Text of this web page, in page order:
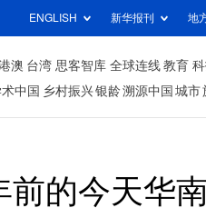
ENGLISH 新华报刊 地
澳 台湾 思客智库 全球连线 教育
中国 乡村振兴银龄溯源中国 城市
的今天华